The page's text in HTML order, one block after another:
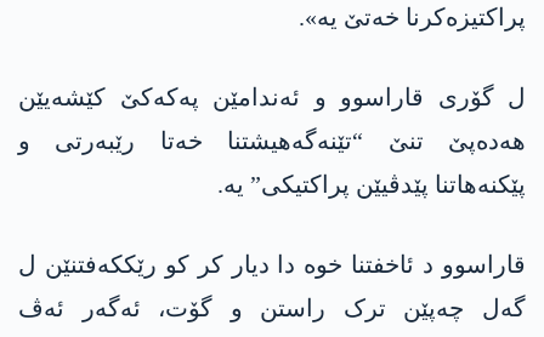
پراكتیزه‌كرنا خەتێ یە».
ل گۆری قاراسوو و ئەندامێن په‌كه‌كێ کێشەیێن
هه‌ده‌پێ تنێ “تێنه‌گه‌هیشتنا خەتا رێبەرتی و
پێکنەهاتنا پێدڤیێن پراكتیکی” یه‌.
قاراسوو د ئاخفتنا خوە دا دیار کر کو رێككه‌فتنێن ل
گه‌ل چەپێن ترک راستن و گۆت، ئەگەر ئەڤ